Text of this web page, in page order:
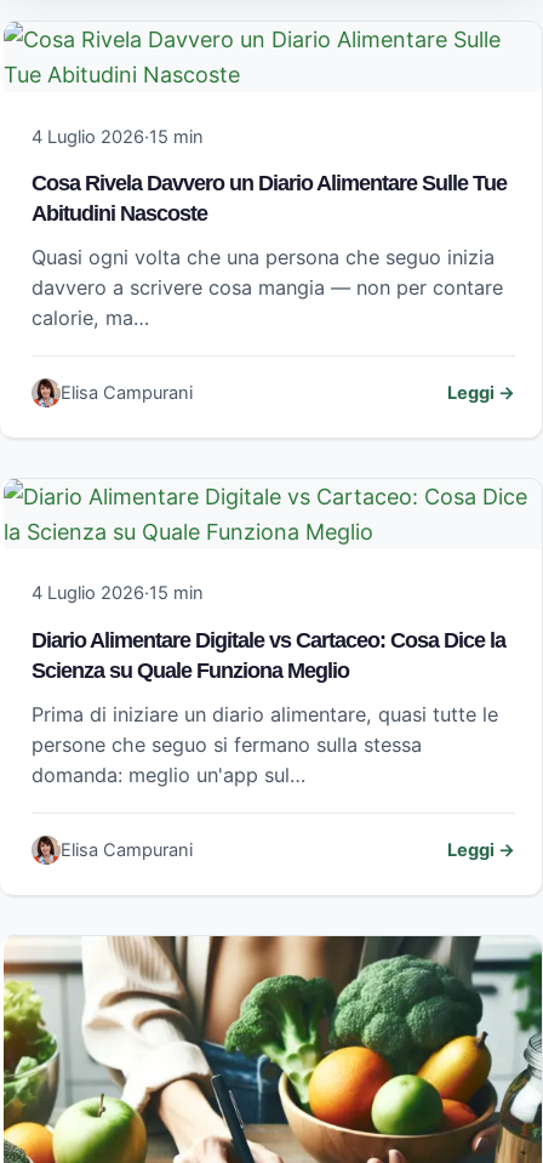
4 Luglio 2026·15 min
Cosa Rivela Davvero un Diario Alimentare Sulle Tue
Abitudini Nascoste
Quasi ogni volta che una persona che seguo inizia
davvero a scrivere cosa mangia — non per contare
calorie, ma…
Elisa Campurani Leggi →
4 Luglio 2026·15 min
Diario Alimentare Digitale vs Cartaceo: Cosa Dice la
Scienza su Quale Funziona Meglio
Prima di iniziare un diario alimentare, quasi tutte le
persone che seguo si fermano sulla stessa
domanda: meglio un'app sul…
Elisa Campurani Leggi →